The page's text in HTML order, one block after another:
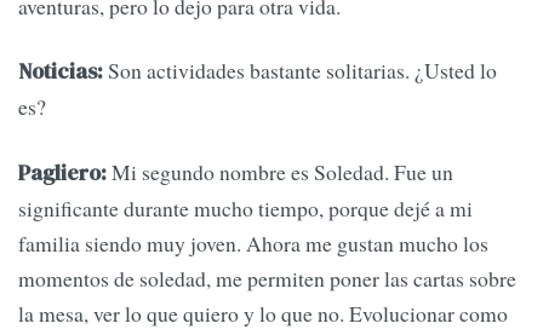
aventuras, pero lo dejo para otra vida.
Noticias:Son actividades bastante solitarias. ¿Usted lo
es?
Pagliero:Mi segundo nombre es Soledad. Fue un
significante durante mucho tiempo, porque dejé a mi
familia siendo muy joven. Ahora me gustan mucho los
momentos de soledad, me permiten poner las cartas sobre
la mesa, ver lo que quiero y lo que no. Evolucionar como